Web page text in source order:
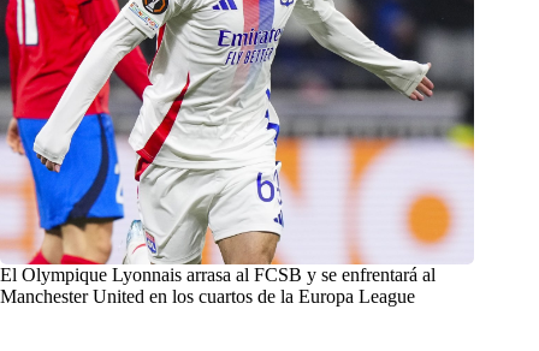
El Olympique Lyonnais arrasa al FCSB y se enfrentará al
Manchester United en los cuartos de la Europa League